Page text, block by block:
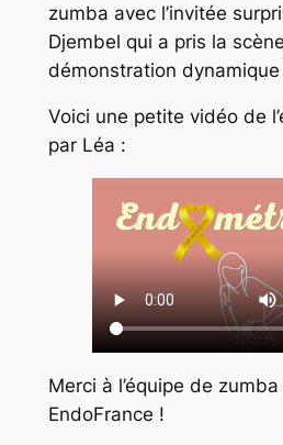
zumba avec l’invitée
Djembel qui a pris la
démonstration dynamique
Voici une petite vidéo de
par Léa :
Merci à l’équipe de
EndoFrance !